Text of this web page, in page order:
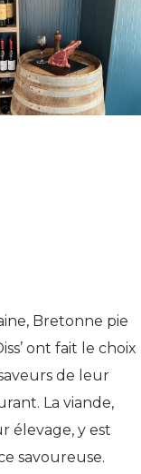
Bretonne pie
ont fait le choix
de leur
La viande,
élevage, y est
savoureuse.